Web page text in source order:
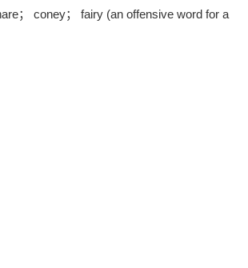
； coney； fairy (an offensive word for a